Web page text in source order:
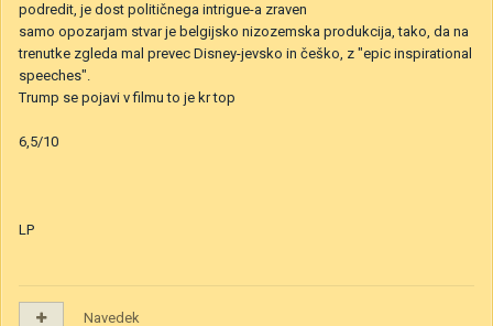
podredit, je dost političnega intrigue-a zraven
samo opozarjam stvar je belgijsko nizozemska produkcija, tako, da na
trenutke zgleda mal prevec Disney-jevsko in češko, z "epic inspirational
speeches".
Trump se pojavi v filmu to je kr top
6,5/10
LP
Navedek